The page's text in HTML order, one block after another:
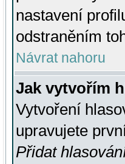
nastavení
odstraněním
Návrat nahoru
Jak vytvořím
Vytvoření
upravujete
Přidat